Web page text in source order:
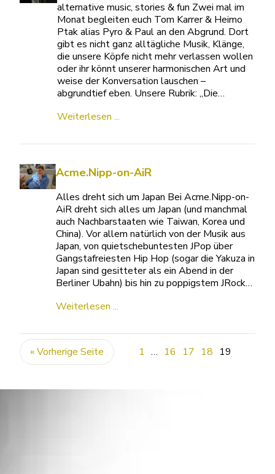
alternative music, stories & fun Zwei mal im
Monat begleiten euch Tom Karrer & Heimo
Ptak alias Pyro & Paul an den Abgrund. Dort
gibt es nicht ganz alltägliche Musik, Klänge,
die unsere Köpfe nicht mehr verlassen wollen
oder ihr könnt unserer harmonischen Art und
weise der Konversation lauschen –
abgrundtief eben. Unsere Rubrik: „Die…
Weiterlesen ...
Acme.Nipp-on-AiR
Alles dreht sich um Japan Bei Acme.Nipp-on-
AiR dreht sich alles um Japan (und manchmal
auch Nachbarstaaten wie Taiwan, Korea und
China). Vor allem natürlich von der Musik aus
Japan, von quietschebuntesten JPop über
Gangstafreiesten Hip Hop (sogar die Yakuza in
Japan sind gesitteter als ein Abend in der
Berliner Ubahn) bis hin zu poppigstem JRock…
Weiterlesen ...
« Vorherige Seite 1 … 16 17 18 19